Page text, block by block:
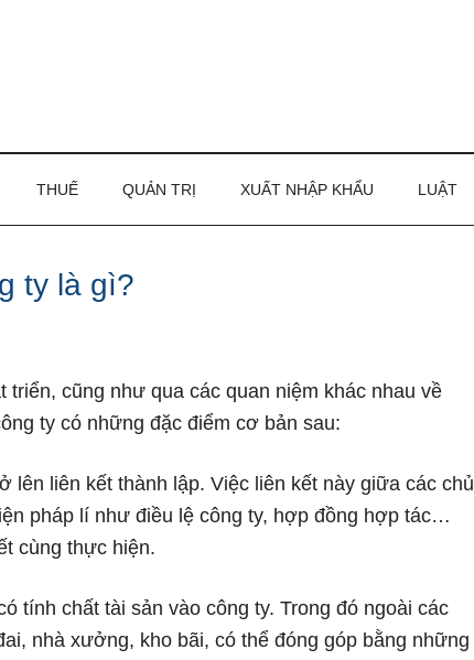
THUẾ QUẢN TRỊ XUẤT NHẬP KHẨU LUẬT
ty là gì?
cũng như qua các quan niệm khác nhau về
ty có những đặc điểm cơ bản sau:
lên liên kết thành lập. Việc liên kết này giữa các chủ
pháp lí như điều lệ công ty, hợp đồng hợp tác…
cùng thực hiện.
tính chất tài sản vào công ty. Trong đó ngoài các
nhà xưởng, kho bãi, có thể đóng góp bằng những